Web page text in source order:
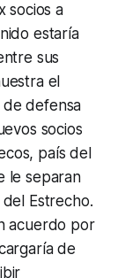
socios a
estaría
sus
el
de defensa
socios
país del
le separan
Estrecho.
acuerdo por
de